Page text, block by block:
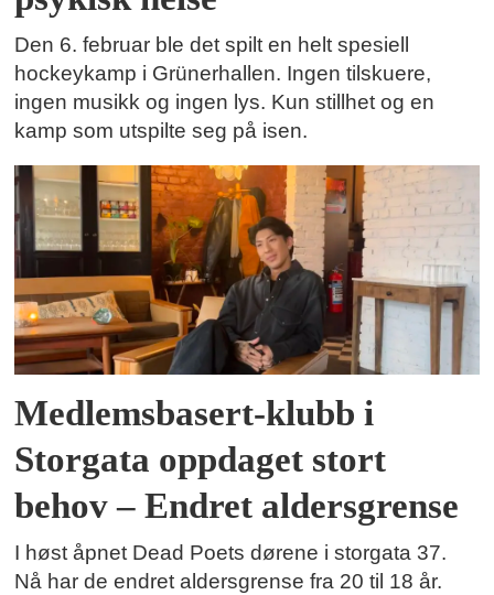
Den 6. februar ble det spilt en helt spesiell
hockeykamp i Grünerhallen. Ingen tilskuere,
ingen musikk og ingen lys. Kun stillhet og en
kamp som utspilte seg på isen.
Medlemsbasert-klubb i
Storgata oppdaget stort
behov – Endret aldersgrense
I høst åpnet Dead Poets dørene i storgata 37.
Nå har de endret aldersgrense fra 20 til 18 år.